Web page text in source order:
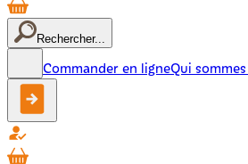
Rechercher...
Commander en ligneQui